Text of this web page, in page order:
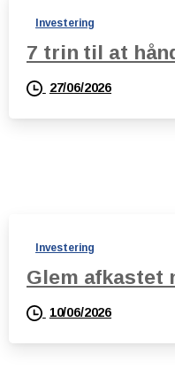
Investering
7 trin til at
27/06/2026
Investering
Glem afkastet
10/06/2026